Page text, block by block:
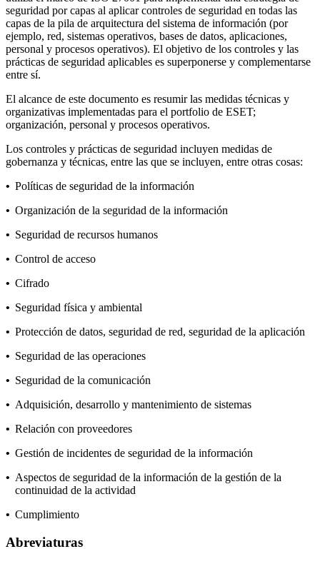
seguridad por capas al aplicar controles de seguridad en todas las
capas de la pila de arquitectura del sistema de información (por
ejemplo, red, sistemas operativos, bases de datos, aplicaciones,
personal y procesos operativos). El objetivo de los controles y las
prácticas de seguridad aplicables es superponerse y complementarse
entre sí.
El alcance de este documento es resumir las medidas técnicas y
organizativas implementadas para el portfolio de ESET;
organización, personal y procesos operativos.
Los controles y prácticas de seguridad incluyen medidas de
gobernanza y técnicas, entre las que se incluyen, entre otras cosas:
• Políticas de seguridad de la información
• Organización de la seguridad de la información
• Seguridad de recursos humanos
• Control de acceso
• Cifrado
• Seguridad física y ambiental
• Protección de datos, seguridad de red, seguridad de la aplicación
• Seguridad de las operaciones
• Seguridad de la comunicación
• Adquisición, desarrollo y mantenimiento de sistemas
• Relación con proveedores
• Gestión de incidentes de seguridad de la información
• Aspectos de seguridad de la información de la gestión de la
continuidad de la actividad
• Cumplimiento
Abreviaturas